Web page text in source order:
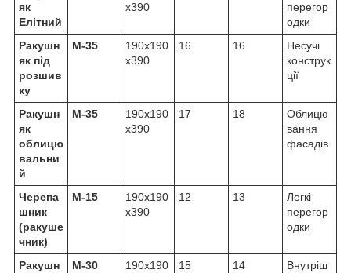
як
Елітний
х390
перегор
одки
Ракушн
як під
розшив
ку
М-35
190х190
х390
16 16
Несучі
конструк
ції
Ракушн
як
облицю
вальни
й
М-35
190х190
х390
17 18
Облицю
вання
фасадів
Черепа
шник
(ракуше
чник)
М-15
190х190
х390
12 13
Легкі
перегор
одки
Ракушн
М-30
190х190
15 14
Внутріш